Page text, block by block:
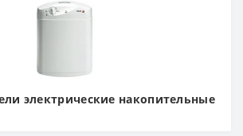
электрические накопительные